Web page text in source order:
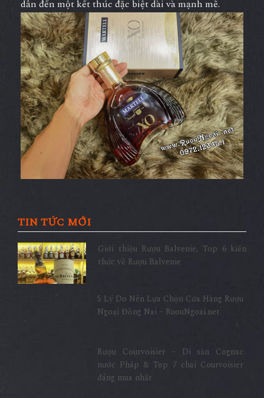
dẫn đến một kết thúc đặc biệt dài và mạnh mẽ.
TIN TỨC MỚI
Giới thiệu Rượu Balvenie, Top 6 kiến
thức về Rượu Balvenie
5 Lý Do Nên Lựa Chọn Cửa Hàng Rượu
Ngoại Đồng Nai – RuouNgoai.net
Rượu Courvoisier – Di sản Cognac
nước Pháp & Top 7 chai Courvoisier
đáng mua nhất